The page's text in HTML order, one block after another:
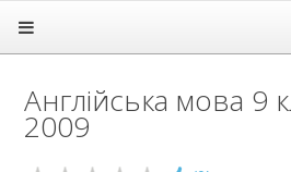
Підручники
1 клас
2 клас
Англійська мова 9
2009